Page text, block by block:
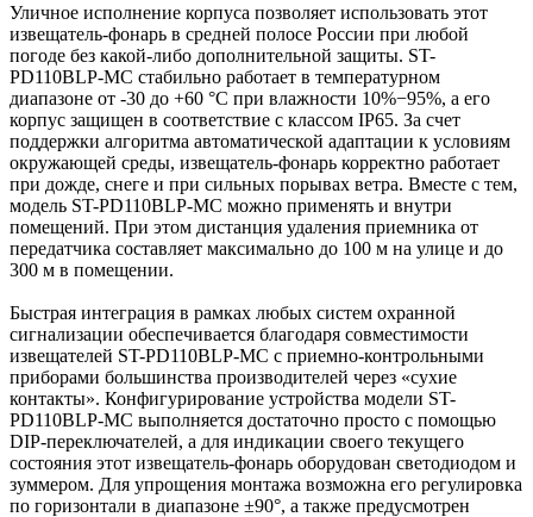
Уличное исполнение корпуса позволяет использовать этот
извещатель-фонарь в средней полосе России при любой
погоде без какой-либо дополнительной защиты. ST-
PD110BLP-MC стабильно работает в температурном
диапазоне от -30 до +60 °С при влажности 10%−95%, а его
корпус защищен в соответствие с классом IP65. За счет
поддержки алгоритма автоматической адаптации к условиям
окружающей среды, извещатель-фонарь корректно работает
при дожде, снеге и при сильных порывах ветра. Вместе с тем,
модель ST-PD110BLP-MC можно применять и внутри
помещений. При этом дистанция удаления приемника от
передатчика составляет максимально до 100 м на улице и до
300 м в помещении.
Быстрая интеграция в рамках любых систем охранной
сигнализации обеспечивается благодаря совместимости
извещателей ST-PD110BLP-MC с приемно-контрольными
приборами большинства производителей через «сухие
контакты». Конфигурирование устройства модели ST-
PD110BLP-MC выполняется достаточно просто с помощью
DIP-переключателей, а для индикации своего текущего
состояния этот извещатель-фонарь оборудован светодиодом и
зуммером. Для упрощения монтажа возможна его регулировка
по горизонтали в диапазоне ±90°, а также предусмотрен